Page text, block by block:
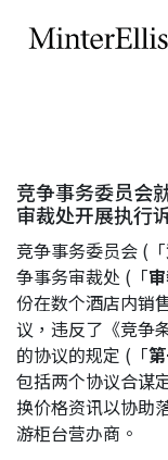
竞争事务委员会
审裁处开展执行
竞争事务委员会 (「
争事务审裁处 (「
份在数个酒店内销
议，违反了《竞争
的协议的规定 (「
包括两个协议合谋
换价格资讯以协助
游柜台营办商。